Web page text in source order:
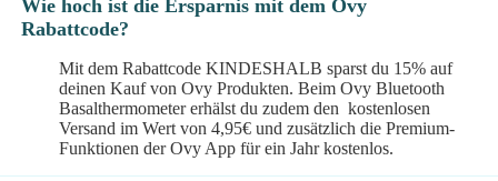
Wie hoch ist die Ersparnis mit dem Ovy
Rabattcode?
Mit dem Rabattcode KINDESHALB sparst du 15% auf
deinen Kauf von Ovy Produkten. Beim Ovy Bluetooth
Basalthermometer erhälst du zudem den kostenlosen
Versand im Wert von 4,95€ und zusätzlich die Premium-
Funktionen der Ovy App für ein Jahr kostenlos.